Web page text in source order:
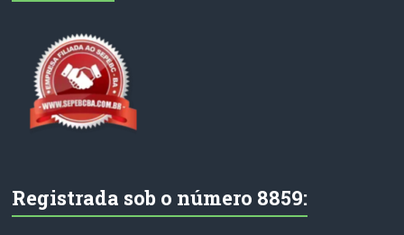
Registrada sob o número 8859: